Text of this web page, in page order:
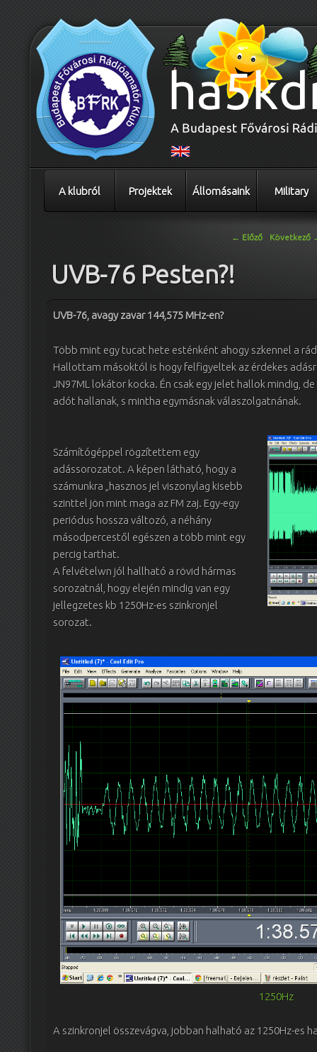
A klubról Projektek Állomásaink Military
← Előző Következő
UVB-76 Pesten?!
UVB-76, avagy zavar 144,575 MHz-en?
Több mint egy tucat hete esténként ahogy szkennel a
Hallottam másoktól is hogy felfigyeltek az érdekes
JN97ML lokátor kocka. Én csak egy jelet hallok mindig,
adót hallanak, s mintha egymásnak válaszolgatnának.
Számítógéppel rögzítettem egy
adássorozatot. A képen látható, hogy a
számunkra „hasznos jel viszonylag kisebb
szinttel jön mint maga az FM zaj. Egy-egy
periódus hossza változó, a néhány
másodpercestől egészen a több mint egy
percig tarthat.
A felvételwn jól hallható a rövid hármas
sorozatnál, hogy elején mindig van egy
jellegzetes kb 1250Hz-es szinkronjel
sorozat.
1250Hz
A szinkronjel összevágva, jobban halható az 1250Hz-es